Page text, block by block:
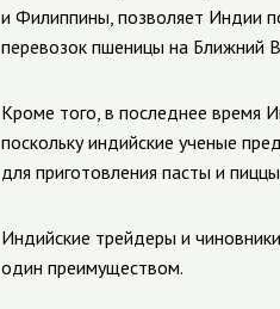
и Филиппины, позволяет Индии
перевозок пшеницы на Ближний
Кроме того, в последнее время
поскольку индийские ученые
для приготовления пасты и
Индийские трейдеры и
один преимуществом.